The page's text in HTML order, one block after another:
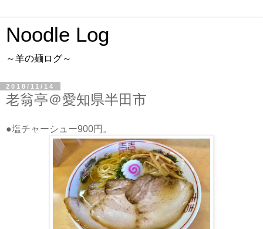
Noodle Log
～羊の麺ログ～
2018/11/14
老翁亭＠愛知県半田市
●塩チャーシュー900円。